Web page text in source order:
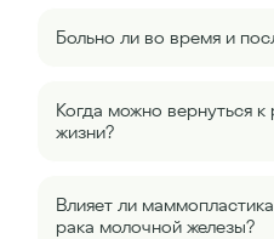
Больно ли во время и
Когда можно вернуться
жизни?
Влияет ли
рака молочной железы?